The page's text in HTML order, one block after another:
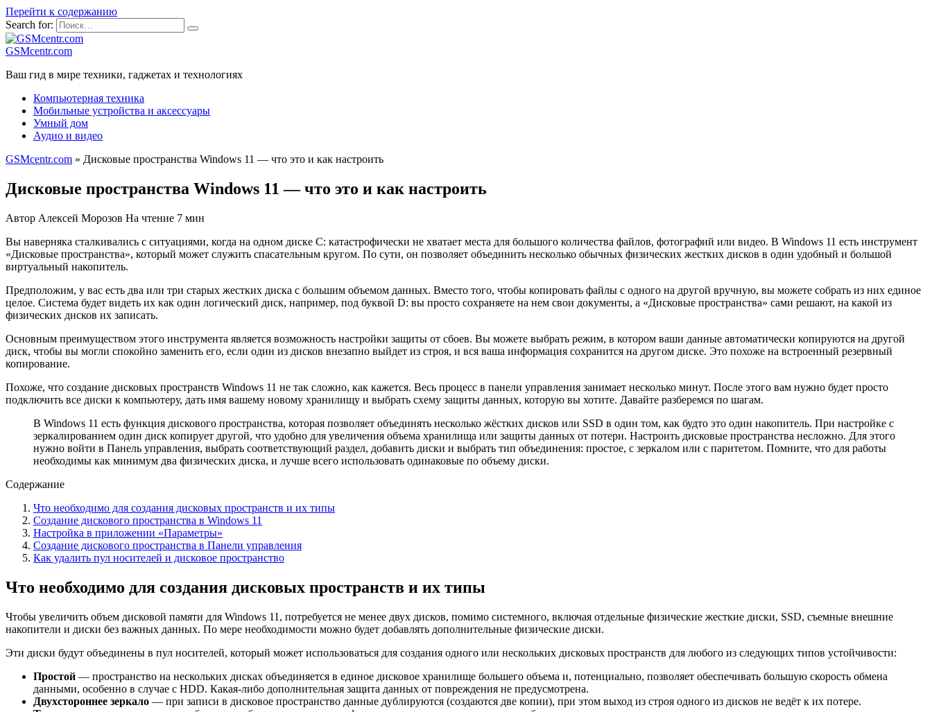
Перейти к содержанию
Search for:
GSMcentr.com
Ваш гид в мире техники, гаджетах и технологиях
Компьютерная техника
Мобильные устройства и аксессуары
Умный дом
Аудио и видео
GSMcentr.com » Дисковые пространства Windows 11 — что это и как настроить
Дисковые пространства Windows 11 — что это и как настроить
Автор Алексей Морозов На чтение 7 мин
Вы наверняка сталкивались с ситуациями, когда на одном диске C: катастрофически не хватает места для большого количества файлов, фотографий или видео. В Windows 11 есть инструмент
«Дисковые пространства», который может служить спасательным кругом. По сути, он позволяет объединить несколько обычных физических жестких дисков в один удобный и большой
виртуальный накопитель.
Предположим, у вас есть два или три старых жестких диска с большим объемом данных. Вместо того, чтобы копировать файлы с одного на другой вручную, вы можете собрать из них единое
целое. Система будет видеть их как один логический диск, например, под буквой D: вы просто сохраняете на нем свои документы, а «Дисковые пространства» сами решают, на какой из
физических дисков их записать.
Основным преимуществом этого инструмента является возможность настройки защиты от сбоев. Вы можете выбрать режим, в котором ваши данные автоматически копируются на другой
диск, чтобы вы могли спокойно заменить его, если один из дисков внезапно выйдет из строя, и вся ваша информация сохранится на другом диске. Это похоже на встроенный резервный
копирование.
Похоже, что создание дисковых пространств Windows 11 не так сложно, как кажется. Весь процесс в панели управления занимает несколько минут. После этого вам нужно будет просто
подключить все диски к компьютеру, дать имя вашему новому хранилищу и выбрать схему защиты данных, которую вы хотите. Давайте разберемся по шагам.
В Windows 11 есть функция дискового пространства, которая позволяет объединять несколько жёстких дисков или SSD в один том, как будто это один накопитель. При настройке с
зеркалированием один диск копирует другой, что удобно для увеличения объема хранилища или защиты данных от потери. Настроить дисковые пространства несложно. Для этого
нужно войти в Панель управления, выбрать соответствующий раздел, добавить диски и выбрать тип объединения: простое, с зеркалом или с паритетом. Помните, что для работы
необходимы как минимум два физических диска, и лучше всего использовать одинаковые по объему диски.
Содержание
Что необходимо для создания дисковых пространств и их типы
Создание дискового пространства в Windows 11
Настройка в приложении «Параметры»
Создание дискового пространства в Панели управления
Как удалить пул носителей и дисковое пространство
Что необходимо для создания дисковых пространств и их типы
Чтобы увеличить объем дисковой памяти для Windows 11, потребуется не менее двух дисков, помимо системного, включая отдельные физические жесткие диски, SSD, съемные внешние
накопители и диски без важных данных. По мере необходимости можно будет добавлять дополнительные физические диски.
Эти диски будут объединены в пул носителей, который может использоваться для создания одного или нескольких дисковых пространств для любого из следующих типов устойчивости:
Простой — пространство на нескольких дисках объединяется в единое дисковое хранилище большего объема и, потенциально, позволяет обеспечивать большую скорость обмена
данными, особенно в случае с HDD. Какая-либо дополнительная защита данных от повреждения не предусмотрена.
Двухстороннее зеркало — при записи в дисковое пространство данные дублируются (создаются две копии), при этом выход из строя одного из дисков не ведёт к их потере.